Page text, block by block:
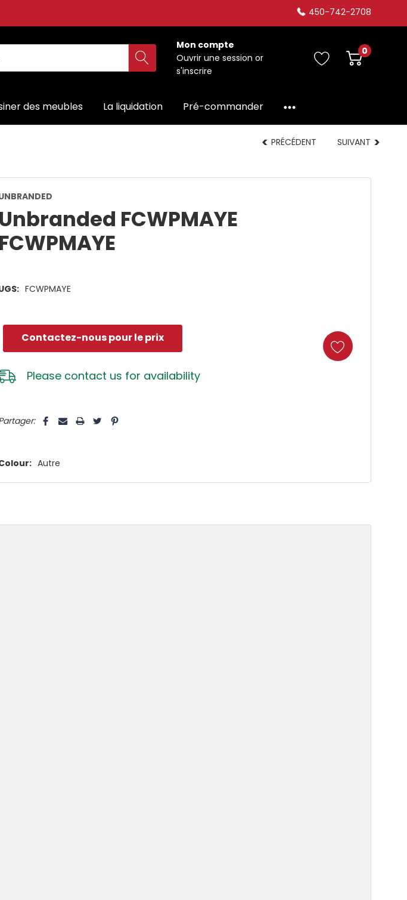
450-742-2708
Mon compte
Ouvrir une session or
s'inscrire
0
des meubles La liquidation Pré-commander
PRÉCÉDENT SUIVANT
Unbranded FCWPMAYE
FCWPMAYE
FCWPMAYE
Contactez-nous pour le prix
Please contact us for availability
Autre